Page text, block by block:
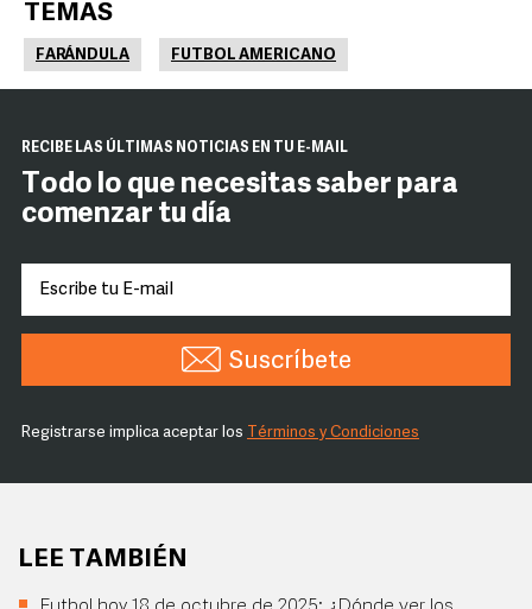
TEMAS
FARÁNDULA FUTBOL AMERICANO
RECIBE LAS ÚLTIMAS NOTICIAS EN TU E-MAIL
Todo lo que necesitas saber para
comenzar tu día
Suscríbete
Registrarse implica aceptar los Términos y Condiciones
LEE TAMBIÉN